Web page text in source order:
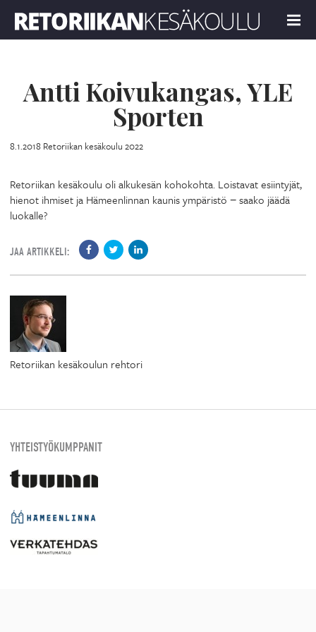
MENU
Antti Koivukangas, YLE
Sporten
8.1.2018 Retoriikan kesäkoulu 2022
Retoriikan kesäkoulu oli alkukesän kohokohta. Loistavat esiintyjät,
hienot ihmiset ja Hämeenlinnan kaunis ympäristö − saako jäädä
luokalle?
JAA ARTIKKELI:
Retoriikan kesäkoulun rehtori
YHTEISTYÖKUMPPANIT